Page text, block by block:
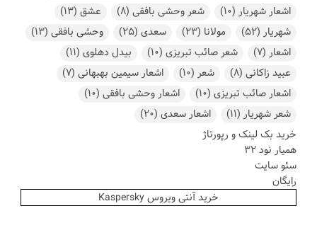
اشعار شهریار (10) شعر وحشی بافقی(8) عشق(13)
شهریار (52) مولانا (23) سعدی(25) وحشی بافقی(13)
اشعار (7) شعر صائب تبریزی(10) بیدل دهلوی(11)
عبید زاکانی(8) شعر (10) اشعار سیمین بهبهانی(7)
اشعار صائب تبریزی(10) اشعار وحشی بافقی(10)
شعر شهریار (11) اشعار سعدی(20)
خرید بک لینک و رپورتاژ
همیار نود 32
سئو سایت
رایگان
خرید آنتی ویروس Kaspersky